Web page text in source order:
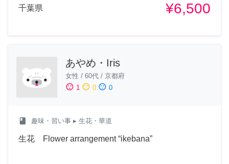
千葉県 ¥6,500
あやめ・Iris
女性 / 60代 / 京都府
sentiment_satisfied 1 sentiment_neutral 0 sentiment_dissatisfied 0
class 趣味・習い事 ▸ 生花・華道
生花 Flower arrangement “ikebana”